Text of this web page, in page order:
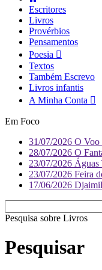
Escritores
Livros
Provérbios
Pensamentos
Poesia
Textos
Também Escrevo
Livros infantis
A Minha Conta
Em Foco
31/07/2026 O Voo
28/07/2026 O
23/07/2026 Águas
23/07/2026 Feira
17/06/2026
Pesquisa sobre L
Pesquisar